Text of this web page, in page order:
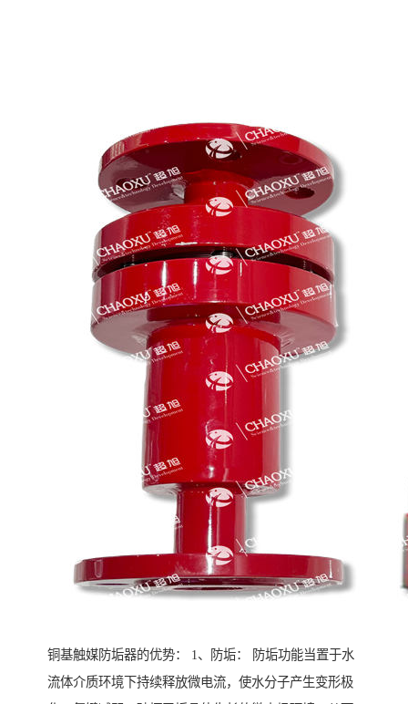
铜基触媒防垢器的优势： 1、防垢： 防垢功能当置于水
流体介质环境下持续释放微电流，使水分子产生变形极